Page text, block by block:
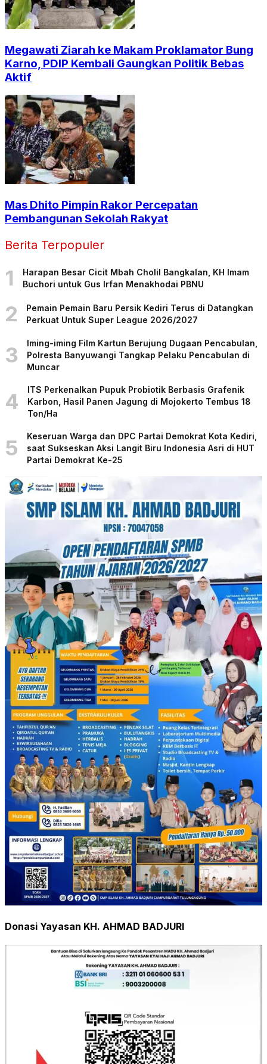
Megawati Ziarah ke Makam Proklamator Bung
Karno, PDIP Kembali Gaungkan Politik Bebas
Aktif
Mas Dhito Pimpin Rakor Percepatan
Pembangunan Sekolah Rakyat
Berita Terpopuler
1
Harapan Besar Cicit Mbah Cholil Bangkalan, KH Imam
Buchori untuk Gus Irfan Menakhodai PBNU
2
Pemain Pemain Baru Persik Kediri Terus di Datangkan
Perkuat Untuk Super League 2026/2027
3
Iming-iming Film Kartun Berujung Dugaan Pencabulan,
Polresta Banyuwangi Tangkap Pelaku Pencabulan di
Muncar
4
ITS Perkenalkan Pupuk Probiotik Berbasis Grafenik
Karbon, Hasil Panen Jagung di Mojokerto Tembus 18
Ton/Ha
5
Keseruan Warga dan DPC Partai Demokrat Kota Kediri,
saat Sukseskan Aksi Langit Biru Indonesia Asri di HUT
Partai Demokrat Ke-25
Donasi Yayasan KH. AHMAD BADJURI